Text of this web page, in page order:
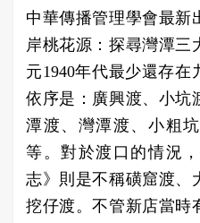
中華傳播管理學會最新
岸桃花源：探尋灣潭三
元1940年代最少還存
依序是：廣興渡、小坑
潭渡、灣潭渡、小粗
等。對於渡口的情況
志》則是不稱磺窟渡、
挖仔渡。不管新店當時